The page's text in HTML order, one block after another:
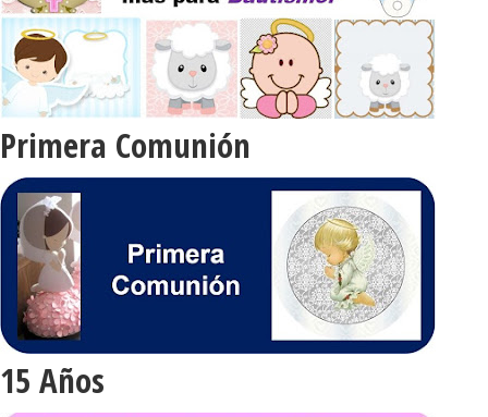
Primera Comunión
15 Años